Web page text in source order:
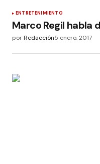
ENTRETENIMIENTO
Marco Regil habla
porRedacción5 enero, 2017